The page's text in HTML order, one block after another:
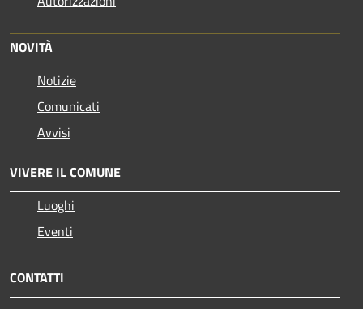
NOVITÀ
Notizie
Comunicati
Avvisi
VIVERE IL COMUNE
Luoghi
Eventi
CONTATTI